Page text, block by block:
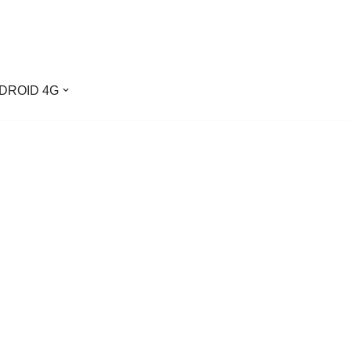
4G